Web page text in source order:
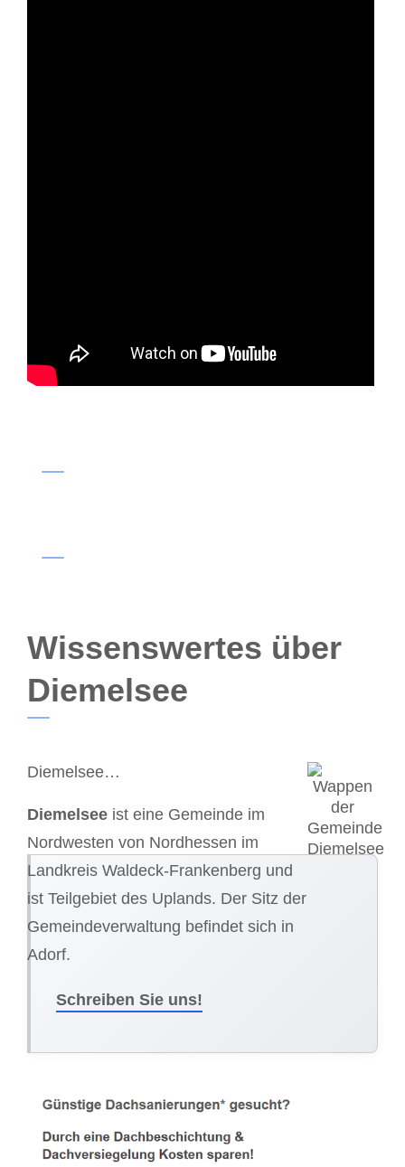
Wissenswertes über
Diemelsee
Diemelsee…
Diemelsee ist eine Gemeinde im
Nordwesten von Nordhessen im
Landkreis Waldeck-Frankenberg und
ist Teilgebiet des Uplands. Der Sitz der
Gemeindeverwaltung befindet sich in
Adorf.
Schreiben Sie uns!